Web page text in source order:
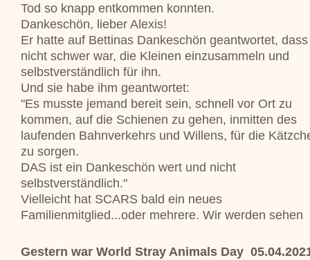
Tod so knapp entkommen konnten.
Dankeschön, lieber Alexis!
Er hatte auf Bettinas Dankeschön geantwortet,
nicht schwer war, die Kleinen einzusammeln und
selbstverständlich für ihn.
Und sie habe ihm geantwortet:
"Es musste jemand bereit sein, schnell vor Ort zu
kommen, auf die Schienen zu gehen, inmitten des
laufenden Bahnverkehrs und Willens, für die
zu sorgen.
DAS ist ein Dankeschön wert und nicht
selbstverständlich."
Vielleicht hat SCARS bald ein neues
Familienmitglied...oder mehrere. Wir werden sehen
Gestern war World Stray Animals Day